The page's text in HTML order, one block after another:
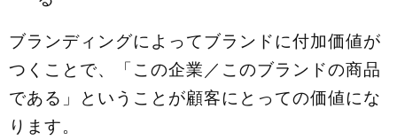
ブランディングによってブランドに付加価値が
つくことで、「この企業／このブランドの商品
である」ということが顧客にとっての価値にな
ります。